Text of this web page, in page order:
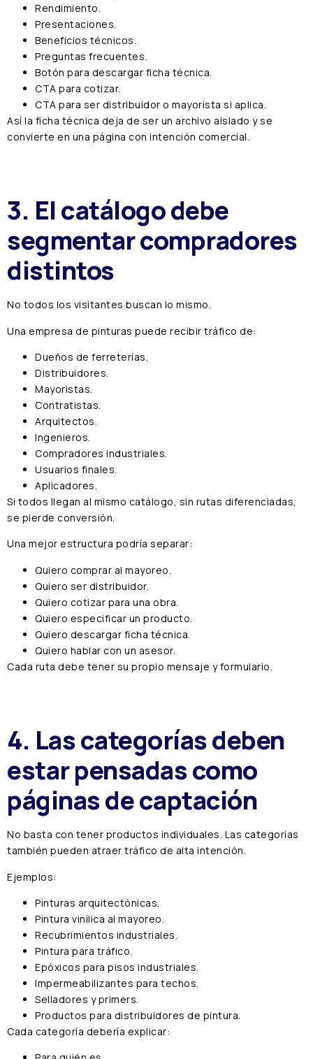
Rendimiento.
Presentaciones.
Beneficios técnicos.
Preguntas frecuentes.
Botón para descargar ficha técnica.
CTA para cotizar.
CTA para ser distribuidor o mayorista si aplica.
Así la ficha técnica deja de ser un archivo aislado y se
convierte en una página con intención comercial.
3. El catálogo debe
segmentar compradores
distintos
No todos los visitantes buscan lo mismo.
Una empresa de pinturas puede recibir tráfico de:
Dueños de ferreterías.
Distribuidores.
Mayoristas.
Contratistas.
Arquitectos.
Ingenieros.
Compradores industriales.
Usuarios finales.
Aplicadores.
Si todos llegan al mismo catálogo, sin rutas diferenciadas,
se pierde conversión.
Una mejor estructura podría separar:
Quiero comprar al mayoreo.
Quiero ser distribuidor.
Quiero cotizar para una obra.
Quiero especificar un producto.
Quiero descargar ficha técnica.
Quiero hablar con un asesor.
Cada ruta debe tener su propio mensaje y formulario.
4. Las categorías deben
estar pensadas como
páginas de captación
No basta con tener productos individuales. Las categorías
también pueden atraer tráfico de alta intención.
Ejemplos:
Pinturas arquitectónicas.
Pintura vinílica al mayoreo.
Recubrimientos industriales.
Pintura para tráfico.
Epóxicos para pisos industriales.
Impermeabilizantes para techos.
Selladores y primers.
Productos para distribuidores de pintura.
Cada categoría debería explicar: